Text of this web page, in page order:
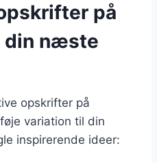
på
din næste
opskrifter på
variation til din
inspirerende ideer: